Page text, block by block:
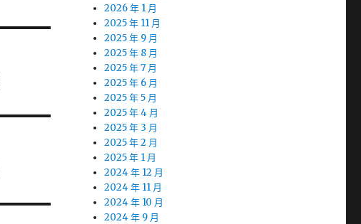
2026 年 1 月
2025 年 11 月
2025 年 9 月
2025 年 8 月
2025 年 7 月
2025 年 6 月
2025 年 5 月
2025 年 4 月
2025 年 3 月
2025 年 2 月
2025 年 1 月
2024 年 12 月
2024 年 11 月
2024 年 10 月
2024 年 9 月